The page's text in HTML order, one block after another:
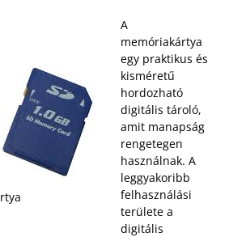
A
memóriakártya
egy praktikus és
kisméretű
hordozható
digitális tároló,
amit manapság
rengetegen
használnak. A
leggyakoribb
felhasználási
területe a
digitális